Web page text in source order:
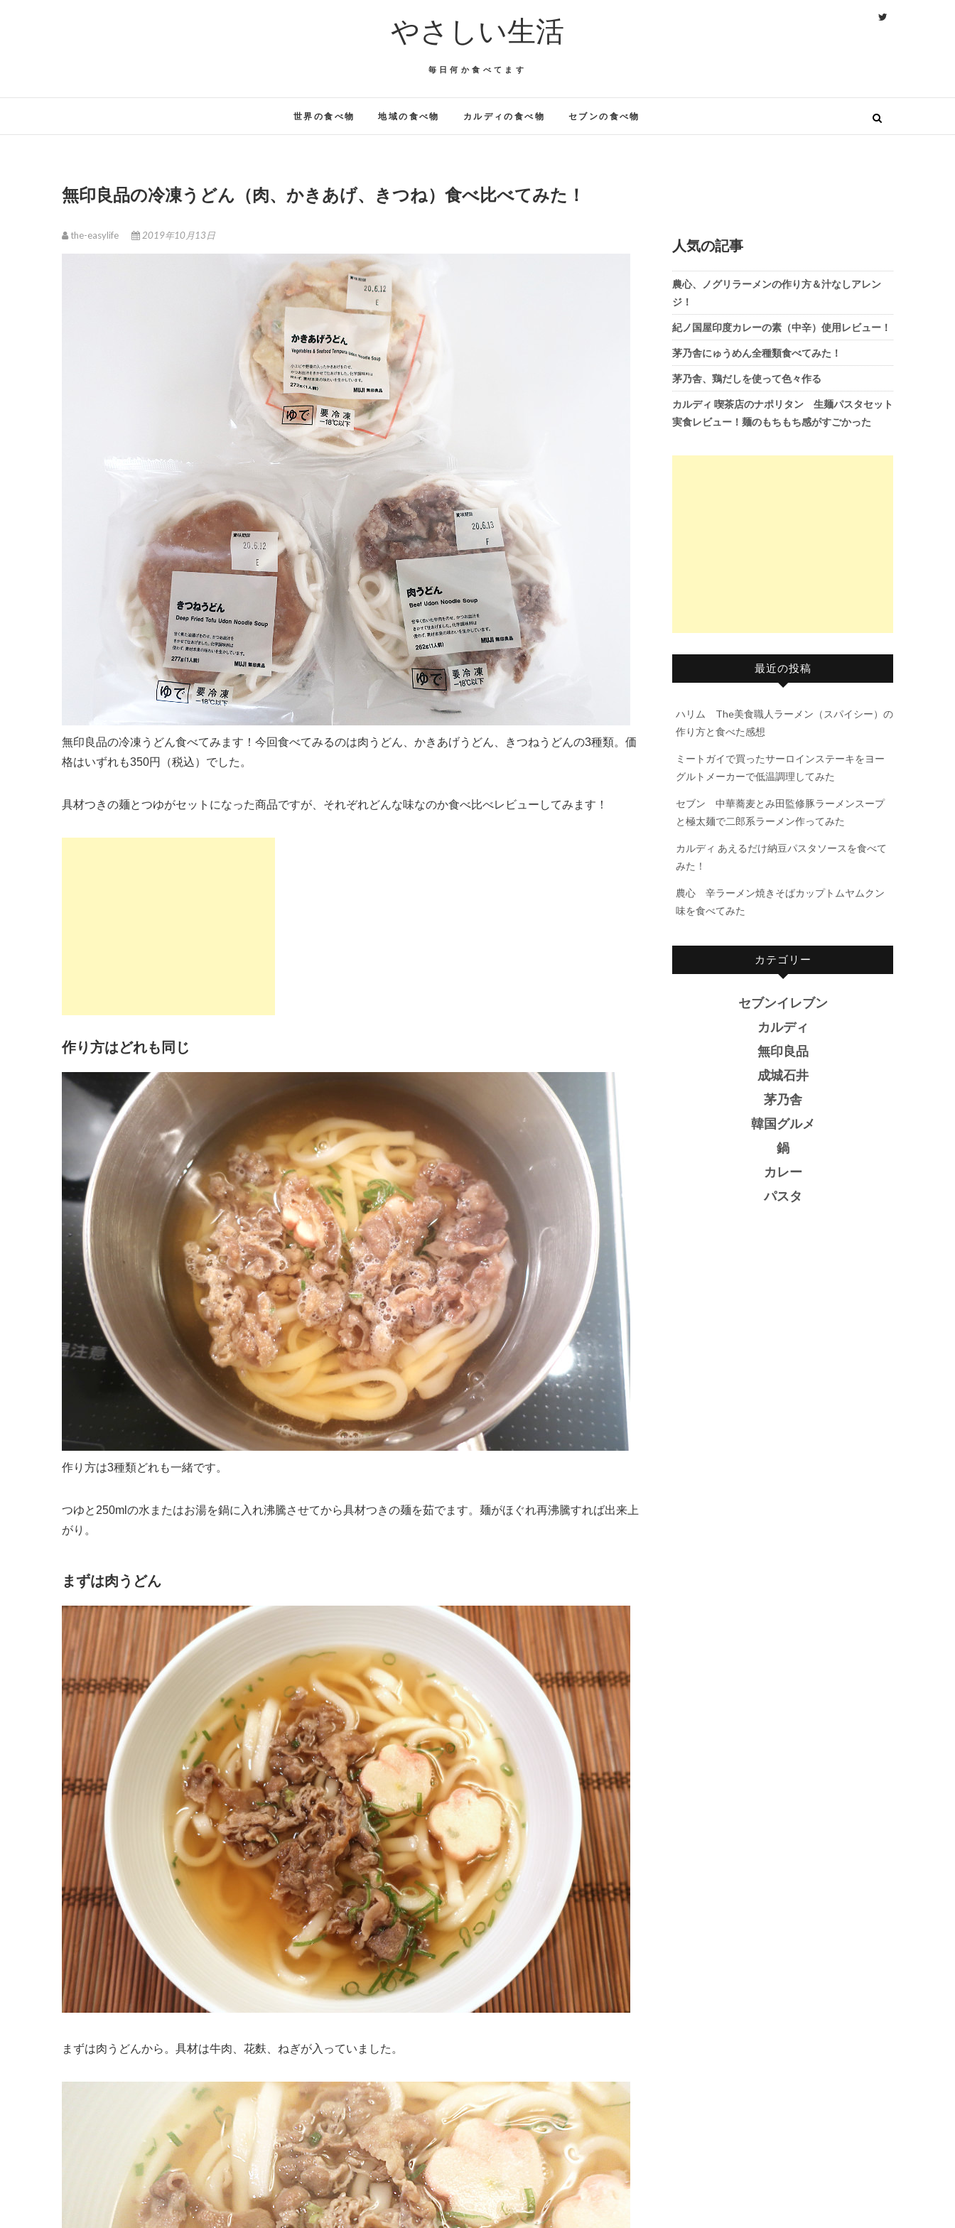
やさしい生活
毎日何か食べてます
世界の食べ物 地域の食べ物 カルディの食べ物 セブンの食べ物
無印良品の冷凍うどん（肉、かきあげ、きつね）食べ比べてみた！
the-easylife 2019年10月13日
無印良品の冷凍うどん食べてみます！今回食べてみるのは肉うどん、かきあげうどん、きつねうどんの3種類。価
格はいずれも350円（税込）でした。
具材つきの麺とつゆがセットになった商品ですが、それぞれどんな味なのか食べ比べレビューしてみます！
作り方はどれも同じ
作り方は3種類どれも一緒です。
つゆと250mlの水またはお湯を鍋に入れ沸騰させてから具材つきの麺を茹でます。麺がほぐれ再沸騰すれば出来上
がり。
まずは肉うどん
まずは肉うどんから。具材は牛肉、花麩、ねぎが入っていました。
人気の記事
農心、ノグリラーメンの作り方＆汁なしアレン
ジ！
紀ノ国屋印度カレーの素（中辛）使用レビュー！
茅乃舎にゅうめん全種類食べてみた！
茅乃舎、鶏だしを使って色々作る
カルディ 喫茶店のナポリタン 生麺パスタセット
実食レビュー！麺のもちもち感がすごかった
最近の投稿
ハリム The美食職人ラーメン（スパイシー）の
作り方と食べた感想
ミートガイで買ったサーロインステーキをヨー
グルトメーカーで低温調理してみた
セブン 中華蕎麦とみ田監修豚ラーメンスープ
と極太麺で二郎系ラーメン作ってみた
カルディ あえるだけ納豆パスタソースを食べて
みた！
農心 辛ラーメン焼きそばカップトムヤムクン
味を食べてみた
カテゴリー
セブンイレブン
カルディ
無印良品
成城石井
茅乃舎
韓国グルメ
鍋
カレー
パスタ